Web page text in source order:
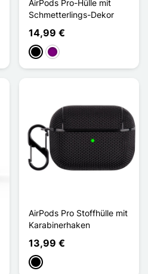
AirPods Pro-Hülle mit
Schmetterlings-Dekor
14,99 €
Schwarz
Violett
AirPods Pro Stoffhülle mit
Karabinerhaken
13,99 €
Schwarz